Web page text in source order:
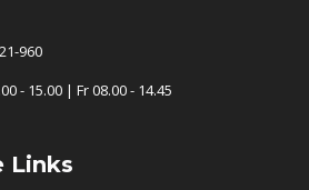
960
- 15.00 | Fr 08.00 - 14.45
Links